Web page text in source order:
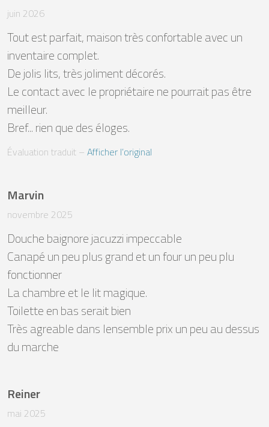
juin 2026
Tout est parfait, maison très confortable avec un
inventaire complet.
De jolis lits, très joliment décorés.
Le contact avec le propriétaire ne pourrait pas être
meilleur.
Bref... rien que des éloges.
Évaluation traduit – Afficher l’original
Marvin
novembre 2025
Douche baignore jacuzzi impeccable
Canapé un peu plus grand et un four un peu plu
fonctionner
La chambre et le lit magique.
Toilette en bas serait bien
Très agreable dans lensemble prix un peu au dessus
du marche
Reiner
mai 2025